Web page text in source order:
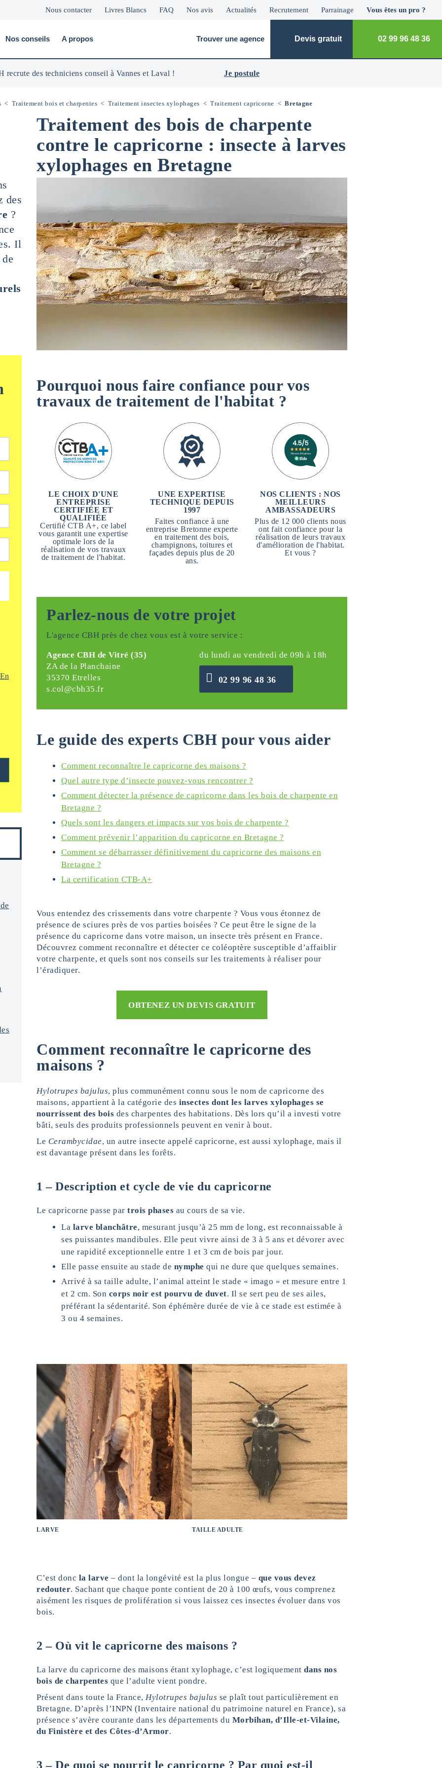
Nous contacter Livres Blancs FAQ Nos avis Actualités Recrutement Parrainage Vous êtes un pro ?
Nos conseils A propos Trouver une agence Devis gratuit 02 99 96 48 36
recrute des techniciens conseil à Vannes et Laval ! Je postule
< Traitement bois et charpentes < Traitement insectes xylophages < Traitement capricorne < Bretagne
Traitement des bois de charpente
contre le capricorne : insecte à larves
xylophages en Bretagne
des
?
Il
En
Pourquoi nous faire confiance pour vos
travaux de traitement de l'habitat ?
LE CHOIX D'UNE
ENTREPRISE
CERTIFIÉE ET
QUALIFIÉE
Certifié CTB A+, ce label
vous garantit une expertise
optimale lors de la
réalisation de vos travaux
de traitement de l'habitat.
UNE EXPERTISE
TECHNIQUE DEPUIS
1997
Faites confiance à une
entreprise Bretonne experte
en traitement des bois,
champignons, toitures et
façades depuis plus de 20
ans.
NOS CLIENTS : NOS
MEILLEURS
AMBASSADEURS
Plus de 12 000 clients nous
ont fait confiance pour la
réalisation de leurs travaux
d'amélioration de l'habitat.
Et vous ?
Parlez-nous de votre projet
L'agence CBH près de chez vous est à votre service :
Agence CBH de Vitré (35)
ZA de la Planchaine
35370 Etrelles
s.col@cbh35.fr
du lundi au vendredi de 09h à 18h
02 99 96 48 36
Le guide des experts CBH pour vous aider
Comment reconnaître le capricorne des maisons ?
Quel autre type d’insecte pouvez-vous rencontrer ?
Comment détecter la présence de capricorne dans les bois de charpente en
Bretagne ?
Quels sont les dangers et impacts sur vos bois de charpente ?
Comment prévenir l’apparition du capricorne en Bretagne ?
Comment se débarrasser définitivement du capricorne des maisons en
Bretagne ?
La certification CTB-A+
Vous entendez des crissements dans votre charpente ? Vous vous étonnez de
présence de sciures près de vos parties boisées ? Ce peut être le signe de la
présence du capricorne dans votre maison, un insecte très présent en France.
Découvrez comment reconnaître et détecter ce coléoptère susceptible d’affaiblir
votre charpente, et quels sont nos conseils sur les traitements à réaliser pour
l’éradiquer.
OBTENEZ UN DEVIS GRATUIT
Comment reconnaître le capricorne des
maisons ?
Hylotrupes bajulus, plus communément connu sous le nom de capricorne des
maisons, appartient à la catégorie des insectes dont les larves xylophages se
nourrissent des bois des charpentes des habitations. Dès lors qu’il a investi votre
bâti, seuls des produits professionnels peuvent en venir à bout.
Le Cerambycidae, un autre insecte appelé capricorne, est aussi xylophage, mais il
est davantage présent dans les forêts.
1 – Description et cycle de vie du capricorne
Le capricorne passe par trois phases au cours de sa vie.
La larve blanchâtre, mesurant jusqu’à 25 mm de long, est reconnaissable à
ses puissantes mandibules. Elle peut vivre ainsi de 3 à 5 ans et dévorer avec
une rapidité exceptionnelle entre 1 et 3 cm de bois par jour.
Elle passe ensuite au stade de nymphe qui ne dure que quelques semaines.
Arrivé à sa taille adulte, l’animal atteint le stade « imago » et mesure entre 1
et 2 cm. Son corps noir est pourvu de duvet. Il se sert peu de ses ailes,
préférant la sédentarité. Son éphémère durée de vie à ce stade est estimée à
3 ou 4 semaines.
LARVE TAILLE ADULTE
C’est donc la larve – dont la longévité est la plus longue – que vous devez
redouter. Sachant que chaque ponte contient de 20 à 100 œufs, vous comprenez
aisément les risques de prolifération si vous laissez ces insectes évoluer dans vos
bois.
2 – Où vit le capricorne des maisons ?
La larve du capricorne des maisons étant xylophage, c’est logiquement dans nos
bois de charpentes que l’adulte vient pondre.
Présent dans toute la France, Hylotrupes bajulus se plaît tout particulièrement en
Bretagne. D’après l’INPN (Inventaire national du patrimoine naturel en France), sa
présence s’avère courante dans les départements du Morbihan, d’Ille-et-Vilaine,
du Finistère et des Côtes-d’Armor.
3 – De quoi se nourrit le capricorne ? Par quoi est-il